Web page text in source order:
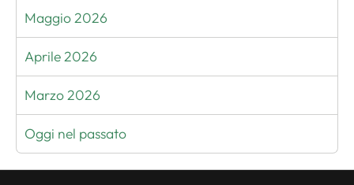
Maggio 2026
Aprile 2026
Marzo 2026
Oggi nel passato